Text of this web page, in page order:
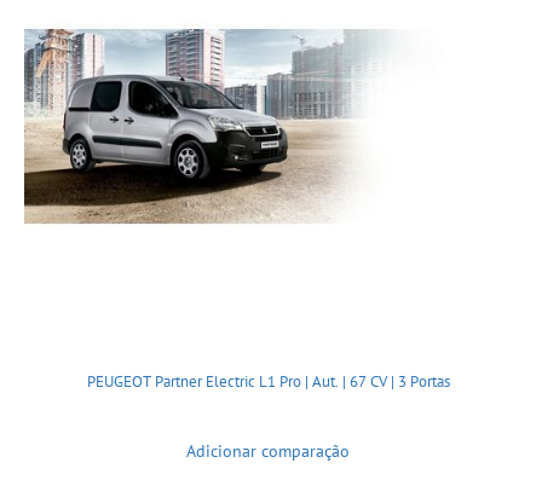
PEUGEOT Partner Electric L1 Pro | Aut. | 67 CV | 3 Portas
Adicionar comparação